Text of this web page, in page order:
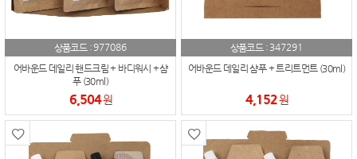
상품코드 :977086
어바운드 데일리 핸드크림 + 바디워시 +샴
푸 (30ml)
6,504원
상품코드 : 347291
어바운드 데일리 샴푸 + 트리트먼트 (30ml)
4,152원